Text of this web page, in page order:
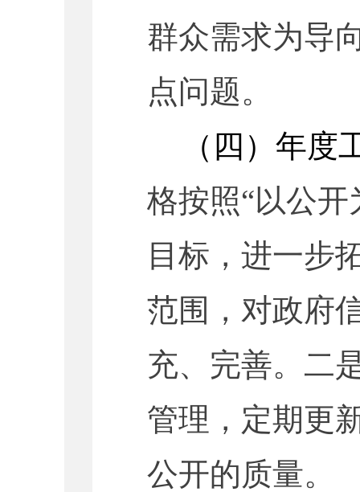
群众需求为导
点问题。
（ 四 ）年度
格按照“以公
目标，进一步
范围，对政府
充、完善。 二
管理，定期更
公开的质量。